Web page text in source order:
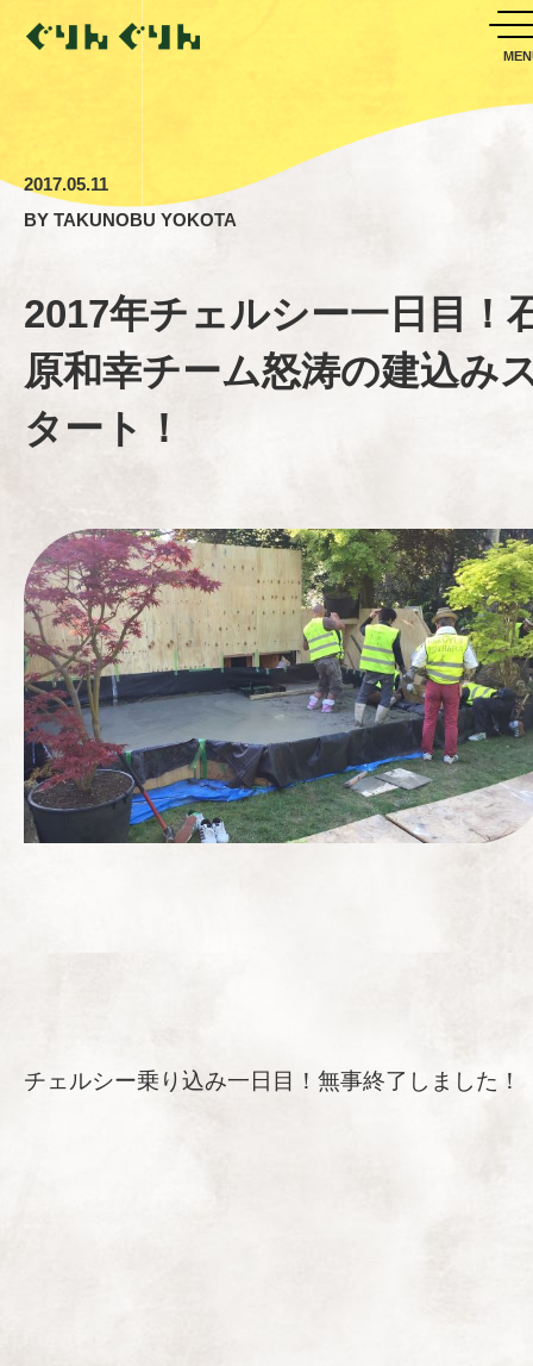
2017.05.11
BY TAKUNOBU YOKOTA
2017年チェルシー一日目！
原和幸チーム怒涛の建込み
タート！
チェルシー乗り込み一日目！無事終了しました！